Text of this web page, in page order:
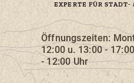
EXPERTE FÜR STADT-
Öffnungszeiten:
12:00 u. 13:00 -
- 12:00 Uhr